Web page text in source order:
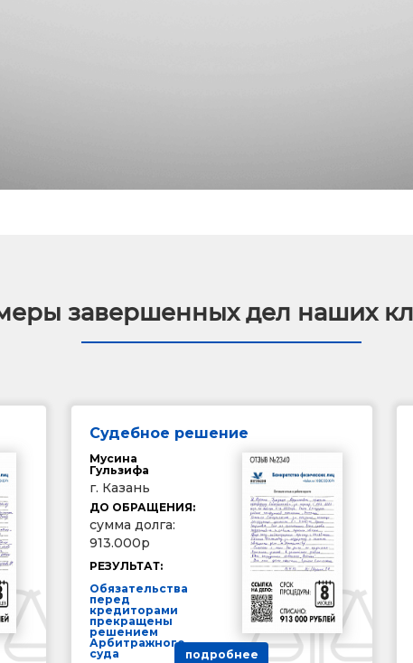
завершенных дел наших
Судебное решение
Мусина
Гульзифа
г. Казань
ДО ОБРАЩЕНИЯ:
сумма долга:
913.000р
РЕЗУЛЬТАТ:
Обязательства
перед
кредиторами
прекращены
решением
Арбитражного
суда
подробнее